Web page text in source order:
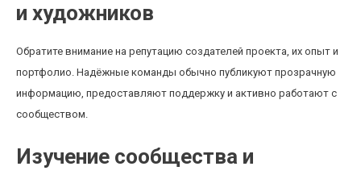
и художников
Обратите внимание на репутацию создателей проекта, их опыт и
портфолио. Надёжные команды обычно публикуют прозрачную
информацию, предоставляют поддержку и активно работают с
сообществом.
Изучение сообщества и